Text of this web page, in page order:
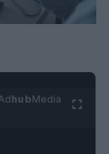
hubMedia